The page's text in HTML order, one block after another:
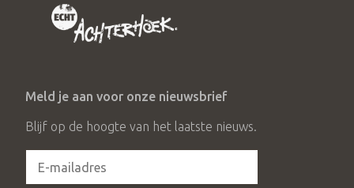
Meld je aan voor onze nieuwsbrief
Blijf op de hoogte van het laatste nieuws.